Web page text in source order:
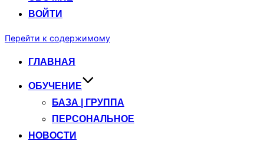
ВОЙТИ
Перейти к содержимому
ГЛАВНАЯ
ОБУЧЕНИЕ
БАЗА | ГРУППА
ПЕРСОНАЛЬНОЕ
НОВОСТИ